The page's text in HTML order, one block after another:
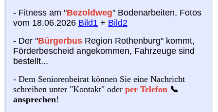
- Fitness am "Bezoldweg" Bodenarbeiten, Fotos
vom 18.06.2026 Bild1 + Bild2
- Der "Bürgerbus Region Rothenburg" kommt,
Förderbescheid angekommen, Fahrzeuge sind
bestellt...
- Dem Seniorenbeirat können Sie eine Nachricht
schreiben unter "Kontakt" oder per Telefon 📞
ansprechen!